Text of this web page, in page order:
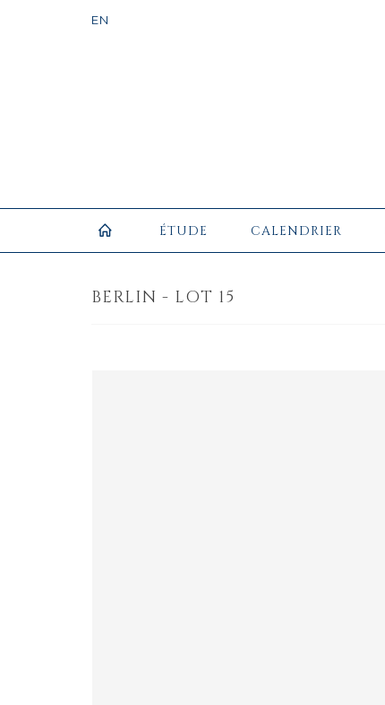
ÉTUDE CALENDRIER
BERLIN - LOT 15